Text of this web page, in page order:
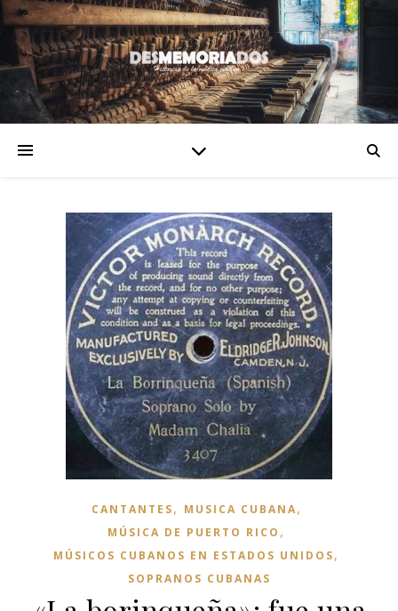
CANTANTES, MUSICA CUBANA,
MÚSICA DE PUERTO RICO ,
MÚSICOS CUBANOS EN ESTADOS UNIDOS,
SOPRANOS CUBANAS